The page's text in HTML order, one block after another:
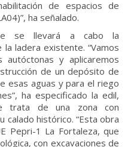
de espacios de
ha señalado.
se llevará a cabo la
ladera existente. “Vamos
y aplicaremos
de un depósito de
esas aguas y para el riego
ha especificado la edil,
trata de una zona con
calado histórico. “Esta obra
Pepri-1 La Fortaleza, que
con excavaciones de